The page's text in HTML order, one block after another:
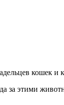
кошек
за этими